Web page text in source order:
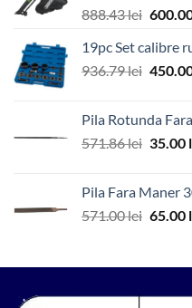
888.43lei Prețul
a
fost:
19pc Set calibre
936.79lei Prețul
fost:
936.79
Pila Rotunda
571.86lei Prețul
fost:
571.86
35.00
Pila Fara Maner
571.00lei Prețul
fost:
65.00